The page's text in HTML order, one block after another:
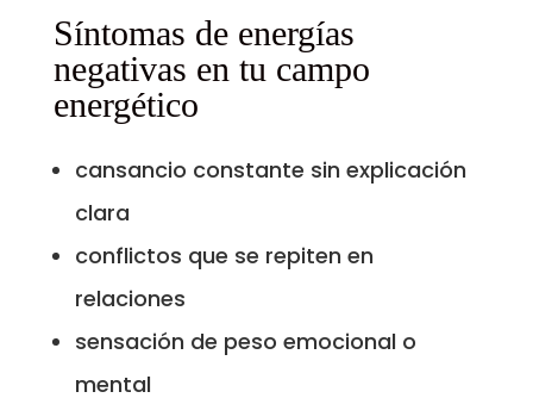
Síntomas de energías
negativas en tu campo
energético
cansancio constante sin explicación
clara
conflictos que se repiten en
relaciones
sensación de peso emocional o
mental